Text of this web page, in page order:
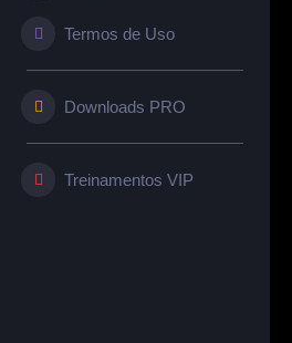
Termos de Uso
Downloads PRO
Treinamentos VIP